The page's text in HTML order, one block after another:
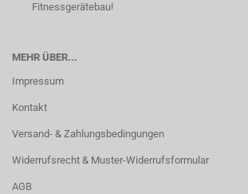
Fitnessgerätebau!
MEHR ÜBER...
Impressum
Kontakt
Versand- & Zahlungsbedingungen
Widerrufsrecht & Muster-Widerrufsformular
AGB